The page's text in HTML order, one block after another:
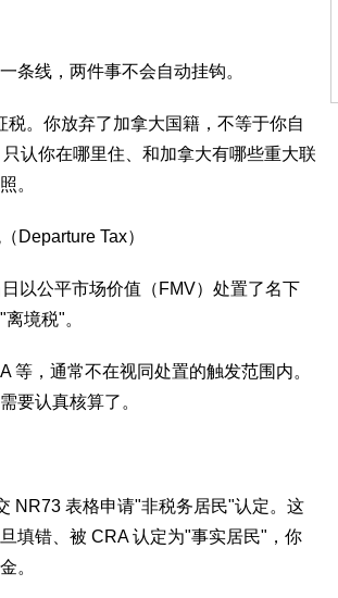
条线，两件事不会自动挂钩。
。你放弃了加拿大国籍，不等于你自
认你在哪里住、和加拿大有哪些重大联
。
Departure Tax）
以公平市场价值（FMV）处置了名下
境税"。
，通常不在视同处置的触发范围内。
要认真核算了。
NR73 表格申请"非税务居民"认定。这
填错、被 CRA 认定为"事实居民"，你
。